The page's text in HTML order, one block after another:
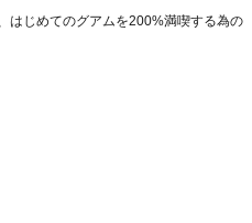
はじめてのグアムを200%満喫する為の